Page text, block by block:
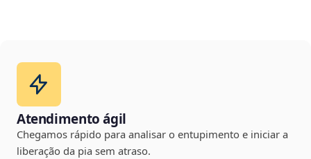
Atendimento ágil
Chegamos rápido para analisar o entupimento e iniciar a
liberação da pia sem atraso.